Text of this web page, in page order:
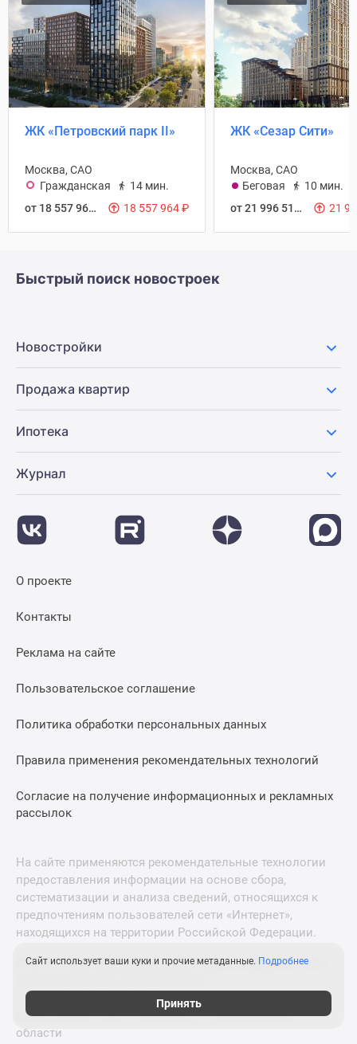
ЖК «Петровский парк II»
Москва, САО
Гражданская
14 мин.
от 18 557 964
18 557 964₽
ЖК «Сезар Сити»
Москва, САО
Беговая
10 мин.
от 21 996 512
21
Быстрый поиск новостроек
Новостройки
Продажа квартир
Ипотека
Журнал
О проекте
Контакты
Реклама на сайте
Пользовательское соглашение
Политика обработки персональных данных
Правила применения рекомендательных технологий
Согласие на получение информационных и рекламных
рассылок
На сайте применяются рекомендательные технологии
предоставления информации на основе сбора,
систематизации и анализа сведений, относящихся к
предпочтениям пользователей сети «Интернет»,
находящихся на территории Российской Федерации.
© 2011—2026 Новострой-М. Все права защищены. Всё,
Новостройки Санкт-Петербурга и Ленинградской
области
Сайт использует ваши куки и прочие метаданные. Подробнее
Принять